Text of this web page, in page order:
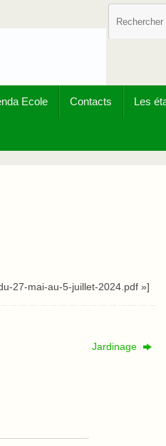
Ecole Contacts Les
27-mai-au-5-juillet-2024.pdf »]
Jardinage